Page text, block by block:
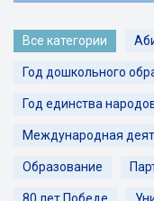
Все категории
Год дошкольного
Год единства
Международная
Образование